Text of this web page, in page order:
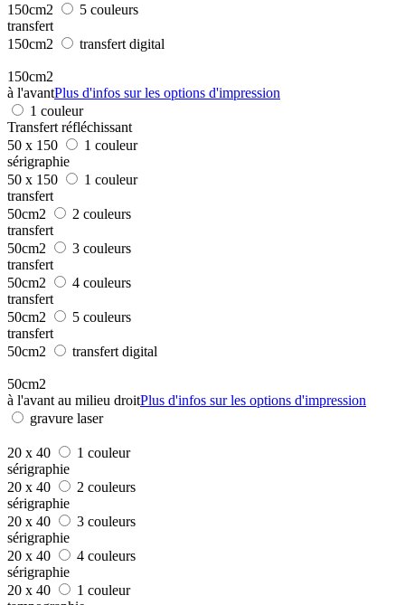
150cm2
5 couleurs
transfert
150cm2
transfert digital
150cm2
à l'avantPlus d'infos sur les options d'impression
1 couleur
Transfert réfléchissant
50 x 150
1 couleur
sérigraphie
50 x 150
1 couleur
transfert
50cm2
2 couleurs
transfert
50cm2
3 couleurs
transfert
50cm2
4 couleurs
transfert
50cm2
5 couleurs
transfert
50cm2
transfert digital
50cm2
à l'avant au milieu droitPlus d'infos sur les options d'impression
gravure laser
20 x 40
1 couleur
sérigraphie
20 x 40
2 couleurs
sérigraphie
20 x 40
3 couleurs
sérigraphie
20 x 40
4 couleurs
sérigraphie
20 x 40
1 couleur